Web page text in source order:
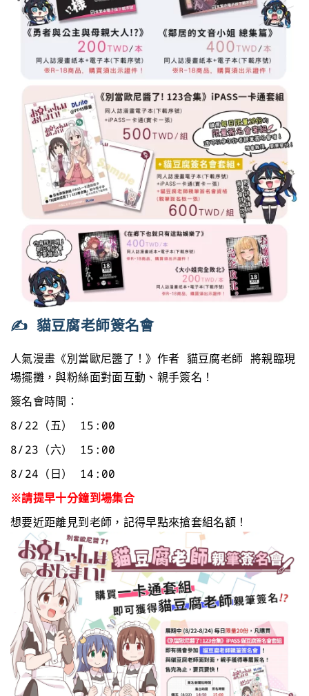
✍️ 貓豆腐老師簽名會
人氣漫畫《別當歐尼醬了！》作者 貓豆腐老師 將親臨現
場擺攤，與粉絲面對面互動、親手簽名！
簽名會時間：
8/22（五） 15:00
8/23（六） 15:00
8/24（日） 14:00
※請提早十分鐘到場集合
想要近距離見到老師，記得早點來搶套組名額！